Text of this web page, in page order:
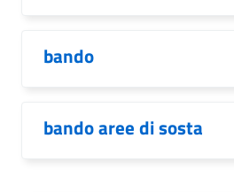
bando
bando aree di sosta